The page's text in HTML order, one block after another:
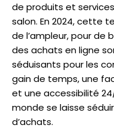
de produits et
salon. En 2024, cette
de l’ampleur, pour de
des achats en ligne
séduisants pour les
gain de temps, une
et une accessibilité
monde se laisse
d’achats.